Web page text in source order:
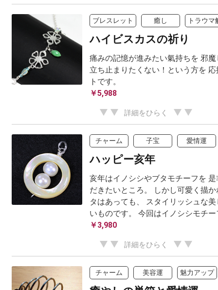
ブレスレット 癒し トラウマ
ハイビスカスの祈り
痛みの記憶が進みたい氣持ちを 邪
立ち止まりたくない！という方を
トです。
￥5,988
詳細をひらく
チャーム 子宝 愛情運
ハッピー亥年
亥年はイノシシやブタモチーフを
だきたいところ。 しかし可愛く描
タはあっても、 スタイリッシュな
いものです。 今回はイノシシモチー
￥3,980
詳細をひらく
チャーム 美容運 魅力アップ